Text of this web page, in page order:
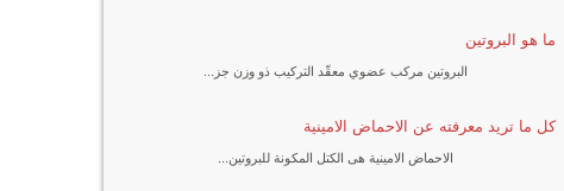
ما هو البروتين
البروتين مركب عضوي معقّد التركيب ذو وزن جز...
كل ما تريد معرفته عن الاحماض الامينية
الاحماض الامينية هى الكتل المكونة للبروتين...